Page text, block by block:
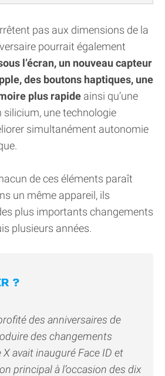
pas aux dimensions de la
pourrait également
l’écran, un nouveau capteur
des boutons haptiques, une
plus rapide ainsi qu’une
silicium, une technologie
simultanément autonomie
de ces éléments paraît
un même appareil, ils
plus importants changements
plusieurs années.
?
des anniversaires de
des changements
X avait inauguré Face ID et
principal à l’occasion des dix